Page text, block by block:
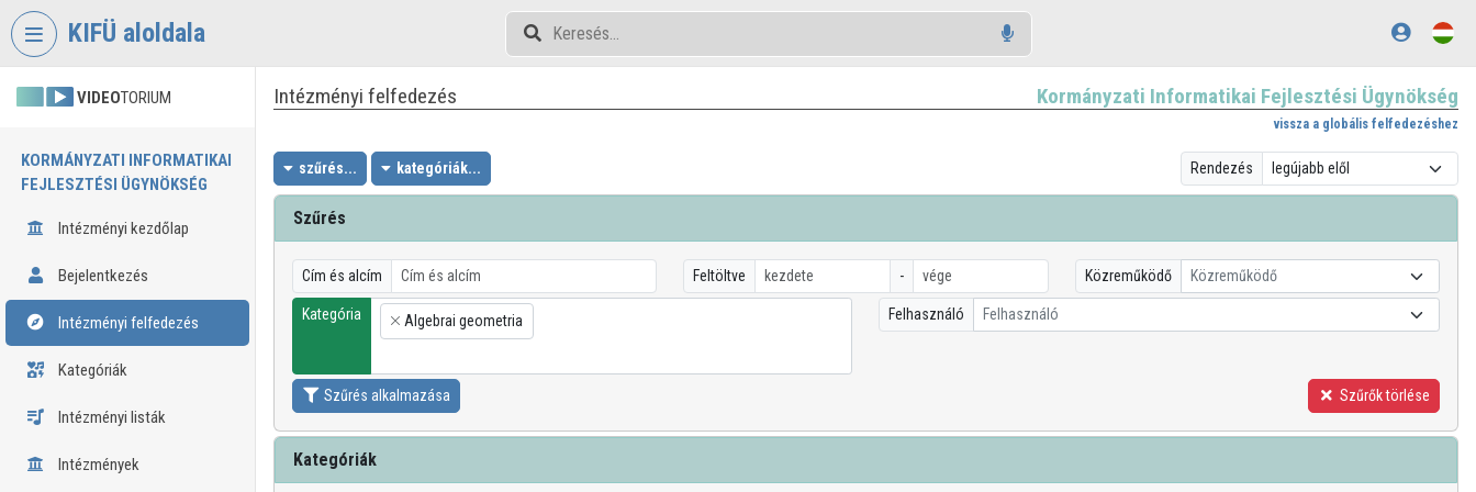
Fejléc kihagyása
KIFÜ aloldala
VIDEOTORIUM
KORMÁNYZATI INFORMATIKAI
FEJLESZTÉSI ÜGYNÖKSÉG
Intézményi kezdőlap
Bejelentkezés
Intézményi felfedezés
Kategóriák
Intézményi listák
Intézmények
Intézményi felfedezés Kormányzati Informatikai Fejlesztési Ügynökség
vissza a globális felfedezéshez
szűrés... kategóriák... Rendezés
Szűrés
Cím és alcím Feltöltve - Közreműködő Közreműködő
Kategória
×
Algebrai geometria Felhasználó Felhasználó
Szűrés alkalmazása Szűrők törlése
Kategóriák